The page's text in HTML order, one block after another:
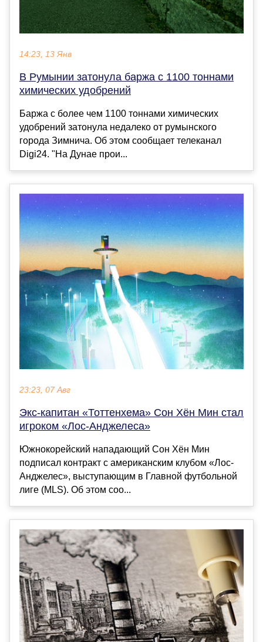
14:23, 13 Янв
В Румынии затонула баржа с 1100 тоннами
химических удобрений
Баржа с более чем 1100 тоннами химических
удобрений затонула недалеко от румынского
города Зимнича. Об этом сообщает телеканал
Digi24. "На Дунае прои...
23:23, 07 Авг
Экс-капитан «Тоттенхема» Сон Хён Мин стал
игроком «Лос-Анджелеса»
Южнокорейский нападающий Сон Хён Мин
подписал контракт с американским клубом «Лос-
Анджелес», выступающим в Главной футбольной
лиге (MLS). Об этом соо...